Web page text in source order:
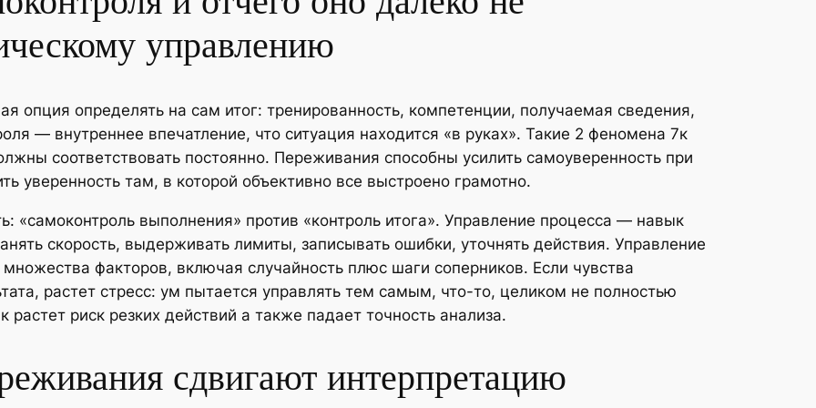
управлению
опция определять на сам итог: тренированность, компетенции, получаемая сведения,
— внутреннее впечатление, что ситуация находится «в руках». Такие 2 феномена 7к
соответствовать постоянно. Переживания способны усилить самоуверенность при
уверенность там, в которой объективно все выстроено грамотно.
«самоконтроль выполнения» против «контроль итога». Управление процесса — навык
скорость, выдерживать лимиты, записывать ошибки, уточнять действия. Управление
факторов, включая случайность плюс шаги соперников. Если чувства
растет стресс: ум пытается управлять тем самым, что-то, целиком не полностью
растет риск резких действий а также падает точность анализа.
сдвигают интерпретацию